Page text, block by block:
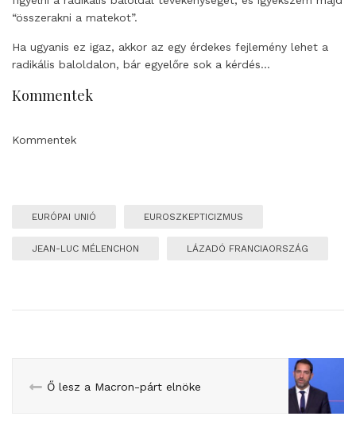
“összerakni a matekot”.
Ha ugyanis ez igaz, akkor az egy érdekes fejlemény lehet a
radikális baloldalon, bár egyelőre sok a kérdés…
Kommentek
Kommentek
EURÓPAI UNIÓ EUROSZKEPTICIZMUS
JEAN-LUC MÉLENCHON LÁZADÓ FRANCIAORSZÁG
Ő lesz a Macron-párt elnöke